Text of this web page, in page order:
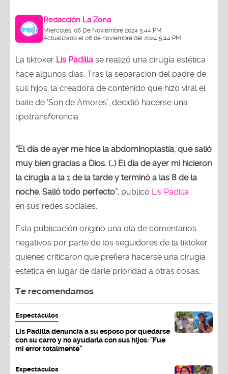
Redacción La Zona
Miércoles, 06 De Noviembre 2024 5:44 PM
Actualizado el 06 de noviembre del 2024 5:44 PM
La tiktoker Lis Padilla se realizó una cirugía estética
hace algunos días. Tras la separación del padre de
sus hijos, la creadora de contenido que hizo viral el
baile de ‘Son de Amores’, decidió hacerse una
lipotransferencia.
“El día de ayer me hice la abdominoplastía, que salió
muy bien gracias a Dios. (…) El día de ayer mi hicieron
la cirugía a la 1 de la tarde y terminó a las 8 de la
noche. Salió todo perfecto”, publicó Lis Padilla
en sus redes sociales.
Esta publicación originó una ola de comentarios
negativos por parte de los seguidores de la tiktoker
quienes criticaron que prefiera hacerse una cirugía
estética en lugar de darle prioridad a otras cosas.
Te recomendamos
Espectáculos
Lis Padilla denuncia a su esposo por quedarse
con su carro y no ayudarla con sus hijos: "Fue
mi error totalmente"
Espectáculos